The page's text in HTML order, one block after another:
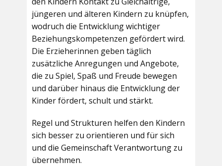
jüngeren und älteren Kindern zu knüpfen,
wodruch die Entwicklung wichtiger
Beziehungskompetenzen gefördert wird.
Die Erzieherinnen geben täglich
zusätzliche Anregungen und Angebote,
die zu Spiel, Spaß und Freude bewegen
und darüber hinaus die Entwicklung der
Kinder fördert, schult und stärkt.
Regel und Strukturen helfen den Kindern
sich besser zu orientieren und für sich
und die Gemeinschaft Verantwortung zu
übernehmen.